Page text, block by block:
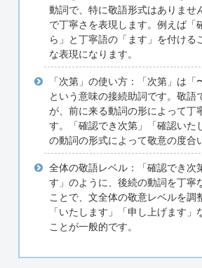
動詞で、特に敬語形式はありませ
で丁寧さを表現します。例えば「
ら」と丁寧語の「ます」を付ける
な表現になります。
「次第」の使い方：「次第」は「
という意味の接続助詞です。敬語
が、前に来る動詞の形によって丁
す。「確認でき次第」「確認いた
の動詞の形式によって敬意の度合
全体の敬語レベル：「確認でき次
す」のように、後続の動詞を丁寧
ことで、文全体の敬意レベルを調
「いたします」「申し上げます」
ことが一般的です。